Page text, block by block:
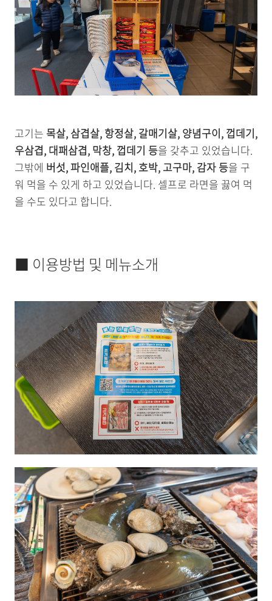
고기는 목살, 삼겹살, 항정살, 갈매기살, 양념구이, 껍데기,
우삼겹, 대패삼겹, 막창, 껍데기 등을 갖추고 있었습니다.
그밖에 버섯, 파인애플, 김치, 호박, 고구마, 감자 등을 구
워 먹을 수 있게 하고 있었습니다. 셀프로 라면을 끓여 먹
을 수도 있다고 합니다.
■ 이용방법 및 메뉴소개